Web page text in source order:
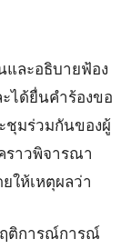
ละอธิบายฟ้อง
ะได้ยื่นคำร้องขอ
ชุมร่วมกันของผู้
ราวพิจารณา
ให้เหตุผลว่า
ฤติการณ์การณ์